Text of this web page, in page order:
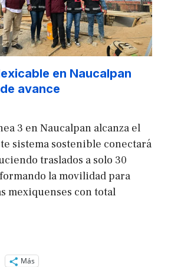
en Naucalpan
avance
3 en Naucalpan alcanza el
sistema sostenible conectará
traslados a solo 30
la movilidad para
mexiquenses con total
Más